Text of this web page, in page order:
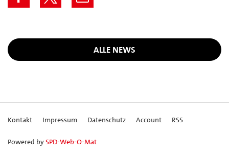
ALLE NEWS
Kontakt Impressum Datenschutz Account RSS
Powered bySPD-Web-O-Mat